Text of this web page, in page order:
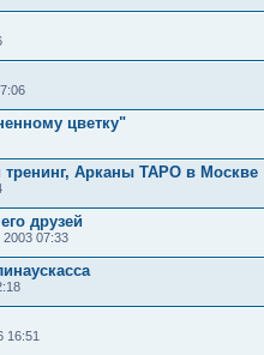
цветку"
Арканы ТАРО в Москве
друзей
2003 07:33
16:51